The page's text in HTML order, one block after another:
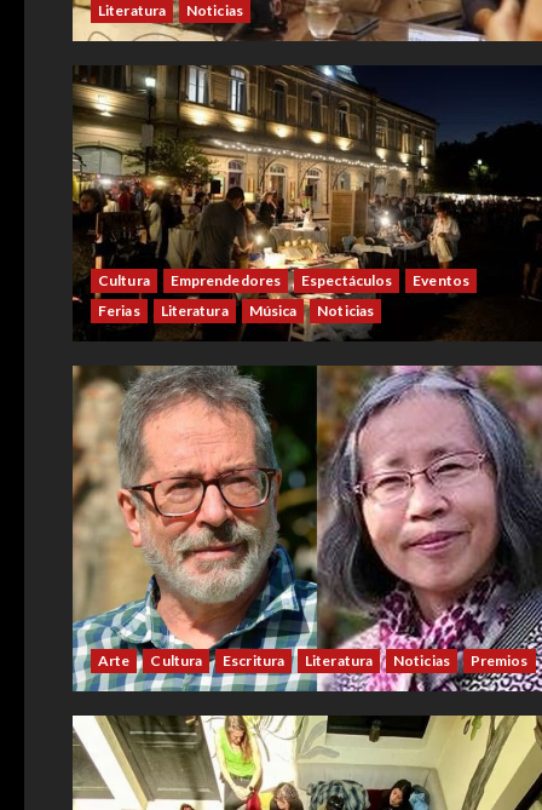
Literatura
Noticias
Cultura Emprendedores Espectáculos
Eventos
Ferias
Literatura Música Noticias
Arte Cultura Escritura Literatura Noticias Premios